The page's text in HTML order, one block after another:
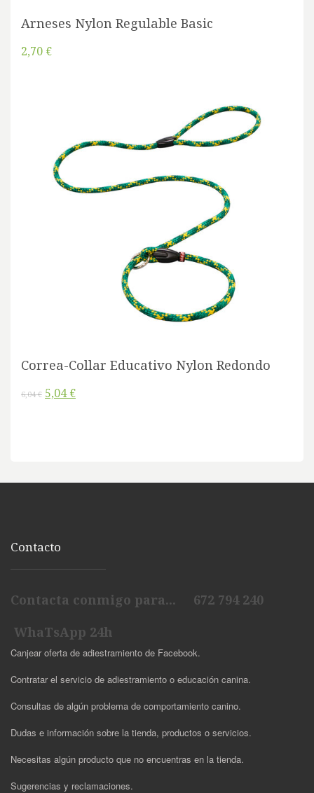
Arneses Nylon Regulable Basic
2,70 €
Correa-Collar Educativo Nylon Redondo
6,04 € 5,04 €
Contacto
Contacta conmigo para... 672 794 240
WhaTsApp 24h
Canjear oferta de adiestramiento de Facebook.
Contratar el servicio de adiestramiento o educación canina.
Consultas de algún problema de comportamiento canino.
Dudas e información sobre la tienda, productos o servicios.
Necesitas algún producto que no encuentras en la tienda.
Sugerencias y reclamaciones.